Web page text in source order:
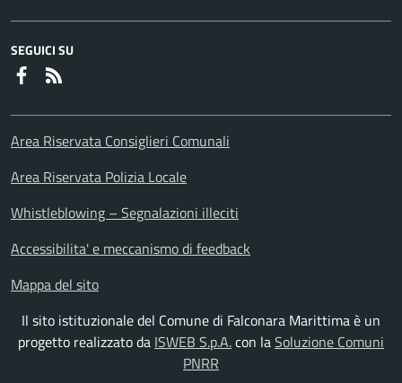
SEGUICI SU
Faceboook
Area Riservata Consiglieri Comunali
Area Riservata Polizia Locale
Whistleblowing – Segnalazioni illeciti
Accessibilita' e meccanismo di feedback
Mappa del sito
Il sito istituzionale del Comune di Falconara Marittima è un
progetto realizzato da ISWEB S.p.A.con laSoluzione Comuni
PNRR